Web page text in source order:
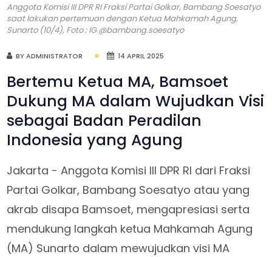
Anggota Komisi III DPR RI Fraksi Partai Golkar, Bambang Soesatyo
saat lakukan pertemuan dengan Ketua Mahkamah Agung,
Sunarto (10/4), Foto : IG @bambang.soesatyo
BY ADMINISTRATOR 14 APRIL 2025
Bertemu Ketua MA, Bamsoet
Dukung MA dalam Wujudkan Visi
sebagai Badan Peradilan
Indonesia yang Agung
Jakarta - Anggota Komisi III DPR RI dari Fraksi
Partai Golkar, Bambang Soesatyo atau yang
akrab disapa Bamsoet, mengapresiasi serta
mendukung langkah ketua Mahkamah Agung
(MA) Sunarto dalam mewujudkan visi MA